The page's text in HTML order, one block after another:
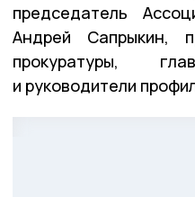
председатель
Андрей Сапрыкин,
прокуратуры,
и руководители